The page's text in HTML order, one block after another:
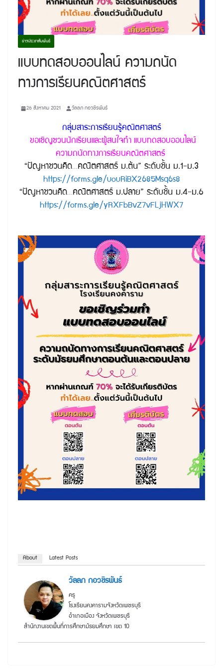
ข่าวประชาสัมพันธ์
แบบทดสอบออนไลน์ ความถนัด
ทางการเรียนคณิตศาสตร์
26 สิงหาคม 2021 วัลลภ กอวชิรพันธ์
กลุ่มสาระการเรียนรู้คณิตศาสตร์
ขอเชิญชวนนักเรียนและผู้สนใจทำ แบบทดสอบออนไลน์
ความถนัดทางการเรียนคณิตศาสตร์
“ปัญหาชวนคิด…คณิตศาสตร์ ม.ต้น” ระดับชั้น ม.1-ม.3
https://forms.gle/uouRiBX2685Msq6s8
“ปัญหาชวนคิด…คณิตศาสตร์ ม.ปลาย” ระดับชั้น ม.4-ม.6
https://forms.gle/yRXFbBvZ7vFLjHWX7
About Latest Posts
วัลลภ กอวชิรพันธ์
ครู
โรงเรียนคงคารามจังหวัดเพชรบุรี
อำเภอเมือง จังหวัดเพชรบุรี
สำนักงานเขตพื้นที่การศึกษามัธยมศึกษา เขต 10